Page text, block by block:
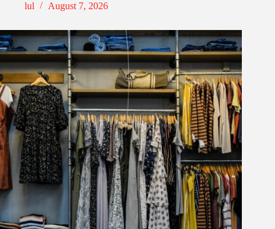
lul
August 7, 2026